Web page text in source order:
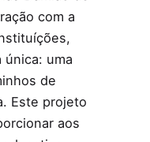
com a
única: uma
de
Este projeto
aos